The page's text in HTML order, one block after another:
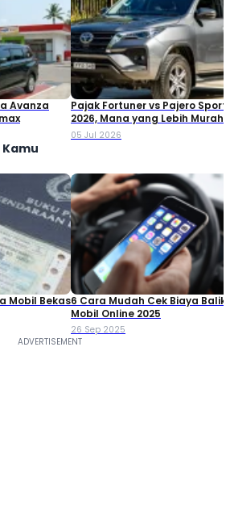
Avanza
Pajak Fortuner vs Pajero Sport
2026, Mana yang Lebih
Perbandingan Lengkapnya
05 Jul 2026
Mobil Bekas6 Cara Mudah Cek Biaya Balik
Mobil Online 2025
26 Sep 2025